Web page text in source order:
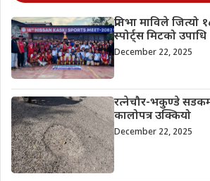
प्रतिभा माविले
स्पोर्ट्स मिटको उपाधि
December 22, 2025
रत्नेचौर-भकुण्डे
कालोपत्र उक्कियो
December 22, 2025